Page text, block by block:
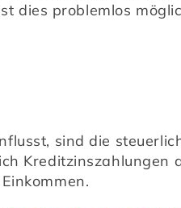
dies problemlos
sind die
Kreditzinszahlungen